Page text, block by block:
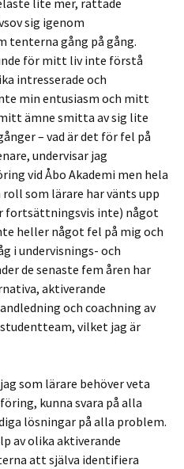
lite mer, rättade
sig igenom
tenterna gång på gång.
för mitt liv inte förstå
intresserade och
min entusiasm och mitt
ämne smitta av sig lite
– vad är det för fel på
undervisar jag
vid Åbo Akademi men hela
som lärare har vänts upp
fortsättningsvis inte) något
heller något fel på mig och
i undervisnings- och
de senaste fem åren har
aktiverande
och coachning av
vilket jag är
som lärare behöver veta
kunna svara på alla
lösningar på alla problem.
av olika aktiverande
att själva identifiera